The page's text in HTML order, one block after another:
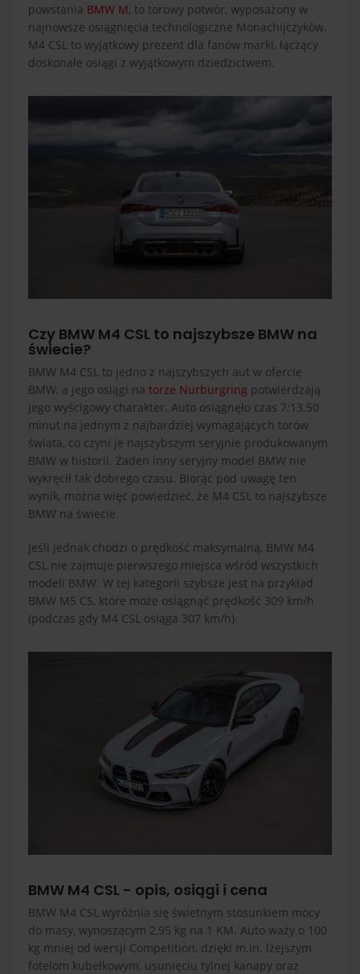
powstania BMW M, to torowy potwór, wyposażony w
najnowsze osiągnięcia technologiczne Monachijczyków.
M4 CSL to wyjątkowy prezent dla fanów marki, łączący
doskonałe osiągi z wyjątkowym dziedzictwem.
Czy BMW M4 CSL to najszybsze BMW na
świecie?
BMW M4 CSL to jedno z najszybszych aut w ofercie
BMW, a jego osiągi na torze Nürburgring potwierdzają
jego wyścigowy charakter. Auto osiągnęło czas 7:13.50
minut na jednym z najbardziej wymagających torów
świata, co czyni je najszybszym seryjnie produkowanym
BMW w historii. Żaden inny seryjny model BMW nie
wykręcił tak dobrego czasu. Biorąc pod uwagę ten
wynik, można więc powiedzieć, że M4 CSL to najszybsze
BMW na świecie.
Jeśli jednak chodzi o prędkość maksymalną, BMW M4
CSL nie zajmuje pierwszego miejsca wśród wszystkich
modeli BMW. W tej kategorii szybsze jest na przykład
BMW M5 CS, które może osiągnąć prędkość 309 km/h
(podczas gdy M4 CSL osiąga 307 km/h).
BMW M4 CSL - opis, osiągi i cena
BMW M4 CSL wyróżnia się świetnym stosunkiem mocy
do masy, wynoszącym 2,95 kg na 1 KM. Auto waży o 100
kg mniej od wersji Competition, dzięki m.in. lżejszym
fotelom kubełkowym, usunięciu tylnej kanapy oraz